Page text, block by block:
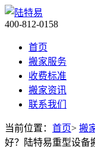
400-812-0158
首页
搬家服务
收费标准
搬家资讯
联系我们
当前位置： 首页> 搬
好？陆特易重型设备